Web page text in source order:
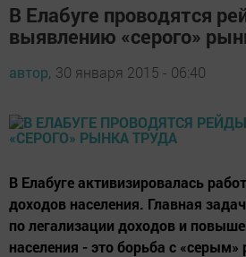
В Елабуге проводятся
выявлению «серого»
автор, 30 января 2015 - 06:40
В Елабуге активизировалась
доходов населения. Главная
по легализации доходов и
населения - это борьба с